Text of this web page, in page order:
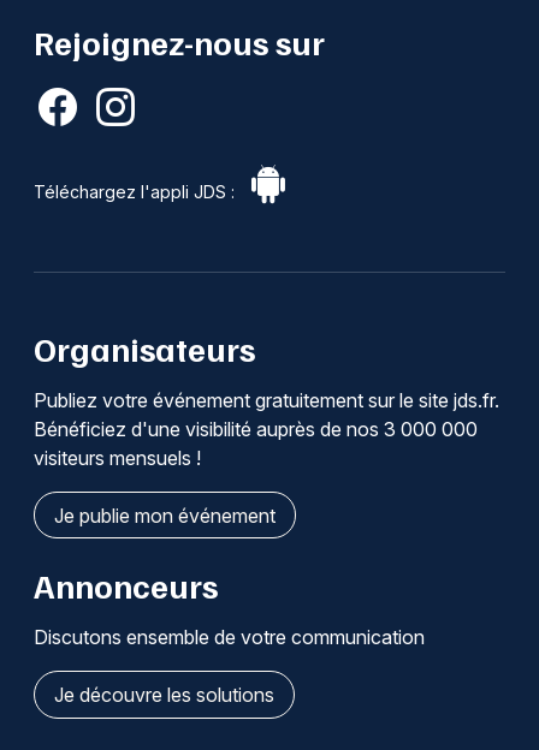
Rejoignez-nous sur
Téléchargez l'appli JDS :
Organisateurs
Publiez votre événement gratuitement sur le site jds.fr.
Bénéficiez d'une visibilité auprès de nos 3 000 000
visiteurs mensuels !
Je publie mon événement
Annonceurs
Discutons ensemble de votre communication
Je découvre les solutions